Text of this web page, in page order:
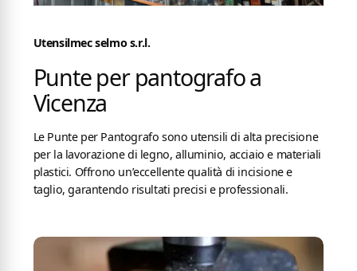
Utensilmec selmo s.r.l.
Punte per pantografo a
Vicenza
Le Punte per Pantografo sono utensili di alta precisione
per la lavorazione di legno, alluminio, acciaio e materiali
plastici. Offrono un’eccellente qualità di incisione e
taglio, garantendo risultati precisi e professionali.